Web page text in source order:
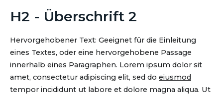
H2 - Überschrift 2
Hervorgehobener Text: Geeignet für die Einleitung
eines Textes, oder eine hervorgehobene Passage
innerhalb eines Paragraphen. Lorem ipsum dolor sit
amet, consectetur adipiscing elit, sed do eiusmod
tempor incididunt ut labore et dolore magna aliqua. Ut